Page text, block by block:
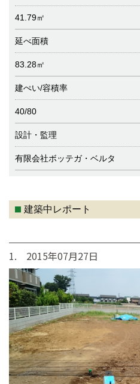
41.79㎡
延べ面積
83.28㎡
建ぺい/容積率
40/80
設計・監理
有限会社ボッテガ・ベルタ
建築中レポート
1. 2015年07月27日